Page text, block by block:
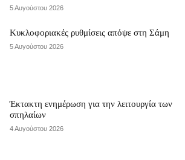
5 Αυγούστου 2026
Κυκλοφοριακές ρυθμίσεις απόψε στη Σάμη
5 Αυγούστου 2026
Έκτακτη ενημέρωση για την λειτουργία των
σπηλαίων
4 Αυγούστου 2026